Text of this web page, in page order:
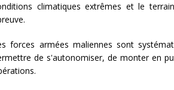
climatiques extrêmes et le
forces armées maliennes sont
de s'autonomiser, de monter en